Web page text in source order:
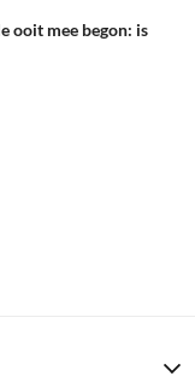
ooit mee begon: is